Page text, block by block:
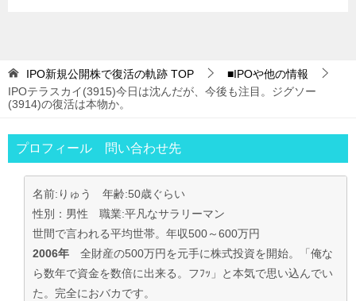
IPO新規公開株で復活の軌跡 TOP
■IPOや他の情報
IPOテラスカイ(3915)今日は沈んだが、今後も注目。ジグソー
(3914)の復活は本物か。
プロフィール 問い合わせ先
名前:りゅう 年齢:50歳ぐらい
性別：男性 職業:平凡なサラリーマン
世間で言われる平均世帯。年収500～600万円
2006年 全財産の500万円を元手に株式投資を開始。「俺な
ら数年で資金を数倍に出来る。フﾌｯ」と本気で思い込んでい
た。完全におバカです。